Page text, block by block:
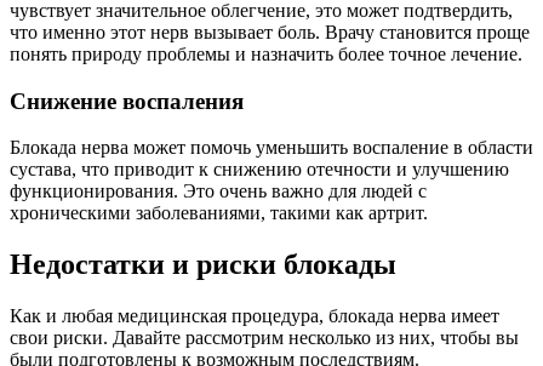
чувствует значительное облегчение, это может подтвердить,
что именно этот нерв вызывает боль. Врачу становится проще
понять природу проблемы и назначить более точное лечение.
Снижение воспаления
Блокада нерва может помочь уменьшить воспаление в области
сустава, что приводит к снижению отечности и улучшению
функционирования. Это очень важно для людей с
хроническими заболеваниями, такими как артрит.
Недостатки и риски блокады
Как и любая медицинская процедура, блокада нерва имеет
свои риски. Давайте рассмотрим несколько из них, чтобы вы
были подготовлены к возможным последствиям.